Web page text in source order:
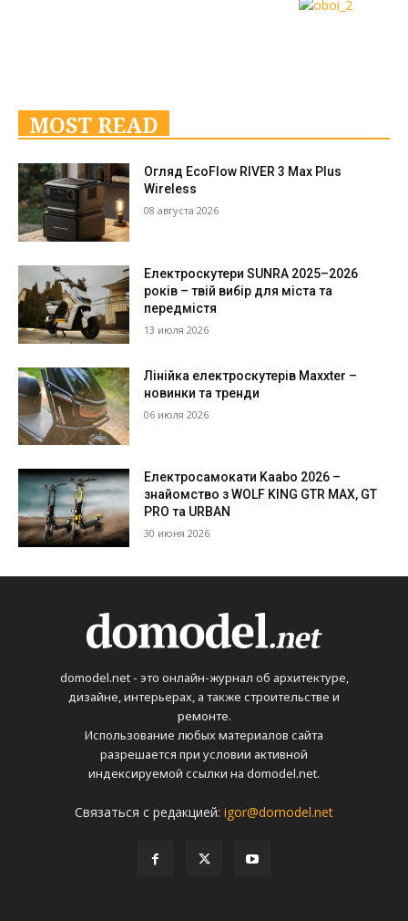
MOST READ
Огляд EcoFlow RIVER 3 Max Plus
Wireless
08 августа 2026
Електроскутери SUNRA 2025–2026
років – твій вибір для міста та
передмістя
13 июля 2026
Лінійка електроскутерів Maxxter –
новинки та тренди
06 июля 2026
Електросамокати Kaabo 2026 –
знайомство з WOLF KING GTR MAX, GT
PRO та URBAN
30 июня 2026
domodel.net - это онлайн-журнал об архитектуре,
дизайне, интерьерах, а также строительстве и
ремонте.
Использование любых материалов сайта
разрешается при условии активной
индексируемой ссылки на domodel.net.
Связаться с редакцией: igor@domodel.net